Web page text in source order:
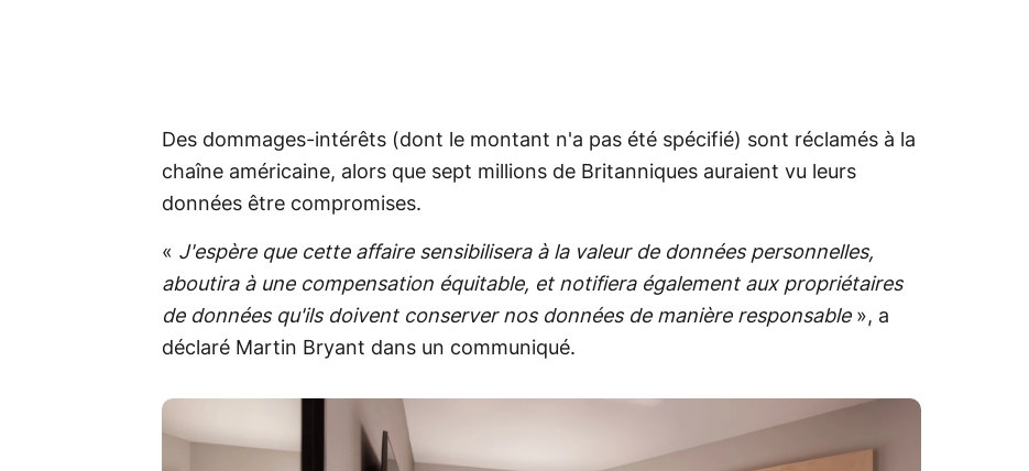
Des dommages-intérêts (dont le montant n'a pas été spécifié) sont réclamés à la
chaîne américaine, alors que sept millions de Britanniques auraient vu leurs
données être compromises.
« J'espère que cette affaire sensibilisera à la valeur de données personnelles,
aboutira à une compensation équitable, et notifiera également aux propriétaires
de données qu'ils doivent conserver nos données de manière responsable », a
déclaré Martin Bryant dans un communiqué.